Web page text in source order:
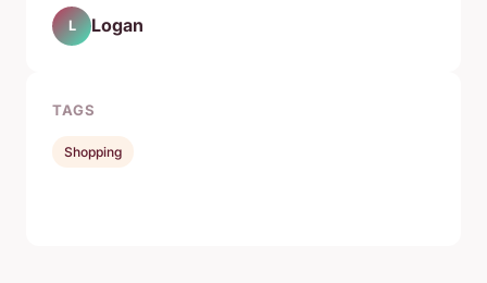
L Logan
TAGS
Shopping